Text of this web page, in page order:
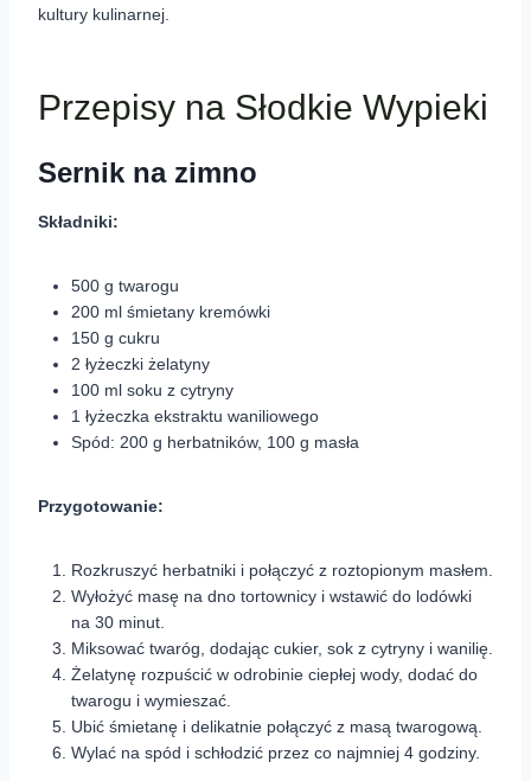
kultury kulinarnej.
Przepisy na Słodkie Wypieki
Sernik na zimno
Składniki:
500 g twarogu
200 ml śmietany kremówki
150 g cukru
2 łyżeczki żelatyny
100 ml soku z cytryny
1 łyżeczka ekstraktu waniliowego
Spód: 200 g herbatników, 100 g masła
Przygotowanie:
Rozkruszyć herbatniki i połączyć z roztopionym masłem.
Wyłożyć masę na dno tortownicy i wstawić do lodówki
na 30 minut.
Miksować twaróg, dodając cukier, sok z cytryny i wanilię.
Żelatynę rozpuścić w odrobinie ciepłej wody, dodać do
twarogu i wymieszać.
Ubić śmietanę i delikatnie połączyć z masą twarogową.
Wylać na spód i schłodzić przez co najmniej 4 godziny.